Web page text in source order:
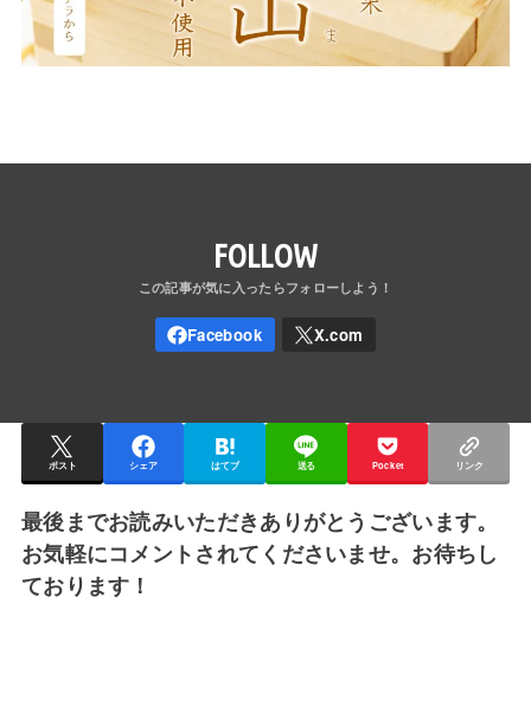
FOLLOW
ポスト シェア はてブ 送る Pocket リンク
最後までお読みいただきありがとうございます。
お気軽にコメントされてくださいませ。お待ちし
ております！